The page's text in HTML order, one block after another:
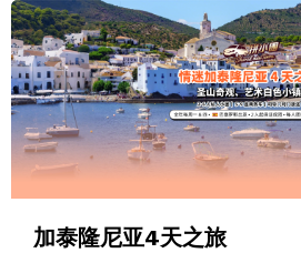
加泰隆尼亚4天之旅